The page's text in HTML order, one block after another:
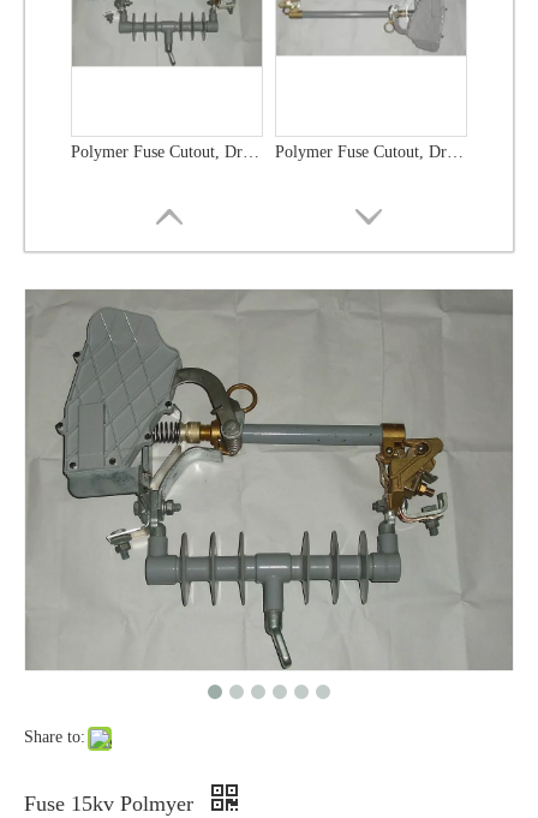
Polymer Fuse Cutout, Drop out Fuses 36 Kv 300A Polymer Fuse Cutout, Drop out Fuses 21 Kv 100A
Polymer Fuse Cutout, Drop out Fuses 12 Kv 200A
Share to:
Fuse 15kv Polmyer